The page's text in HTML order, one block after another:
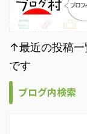
↑最近の投稿一
です
ブログ内検索